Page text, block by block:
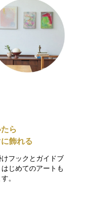
ら
飾れる
フックとガイドブ
じめてのアートも
。